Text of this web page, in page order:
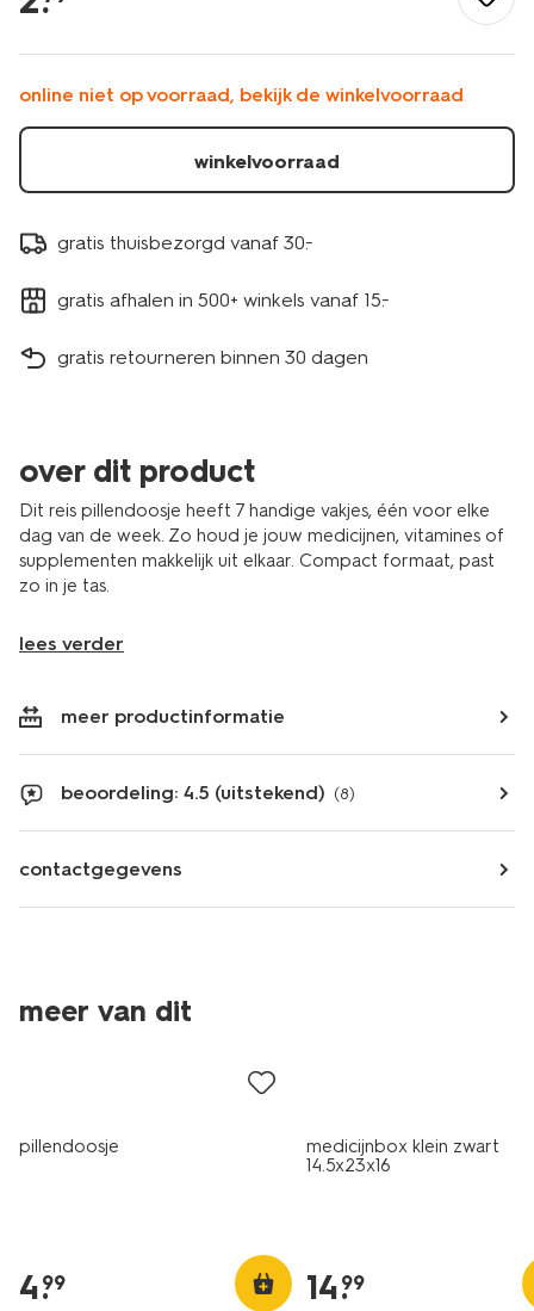
zelfzorg/pillendoosje-
7-
vakjes-
online niet op voorraad, bekijk de winkelvoorraad
winkelvoorraad
gratis thuisbezorgd vanaf 30.-
gratis afhalen in 500+ winkels vanaf 15.-
gratis retourneren binnen 30 dagen
over dit product
Dit reis pillendoosje heeft 7 handige vakjes, één voor elke
dag van de week. Zo houd je jouw medicijnen, vitamines of
supplementen makkelijk uit elkaar. Compact formaat, past
zo in je tas.
lees verder
meer productinformatie
beoordeling: 4.5 (uitstekend) (8)
contactgegevens
meer van dit
pillendoosje
4.
99
medicijnbox klein zwart
14.5x23x16
14.
99